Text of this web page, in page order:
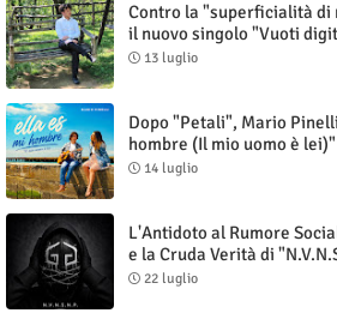
Contro la "superficialità di
il nuovo singolo "Vuoti
13 luglio
Dopo "Petali", Mario
hombre (Il mio uomo è lei)"
14 luglio
L'Antidoto al Rumore
e la Cruda Verità di
22 luglio